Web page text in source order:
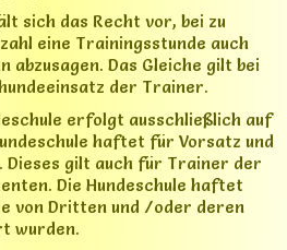
sich das Recht vor, bei zu
eine Trainingsstunde auch
Das Gleiche gilt bei
der Trainer.
erfolgt ausschließlich auf
haftet für Vorsatz und
Dieses gilt auch für Trainer der
Die Hundeschule haftet
von Dritten und /oder deren
wurden.